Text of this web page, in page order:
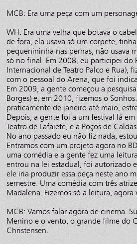
MCB: Era uma peça com um
WH: Era uma velha que botava o
de fora, ela usava só um corpete,
pequenininha nas pernas, não usava
só no final. Em 2008, eu participei do
Internacional de Teatro Palco e Rua),
com o pessoal do Arena, que foi
Em 2009, a gente começou a
Borges) e, em 2010, fizemos o
praticamente de janeiro até maio,
Depois, a gente foi a um festival lá em
Teatro de Lafaiete, e a Poços de
No ano passado eu não fiz nada,
Entramos com um projeto agora no
uma comédia e a gente fez uma
entrou na lei estadual, foi autorizado
ele iria produzir essa peça neste ano
semestre. Uma comédia com três
Madalena. Fizemos só a leitura, agora
MCB: Vamos falar agora de cinema.
Menino e o vento, o grande filme do
Christensen.